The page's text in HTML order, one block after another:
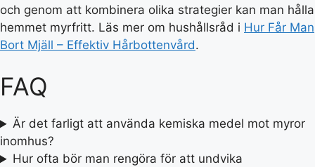
och genom att kombinera olika strategier kan man hålla
hemmet myrfritt. Läs mer om hushållsråd i Hur Får Man
Bort Mjäll – Effektiv Hårbottenvård.
FAQ
Är det farligt att använda kemiska medel mot myror
inomhus?
Hur ofta bör man rengöra för att undvika